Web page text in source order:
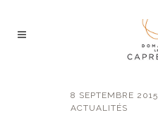
8 SEPTEMBRE 2015
ACTUALITÉS